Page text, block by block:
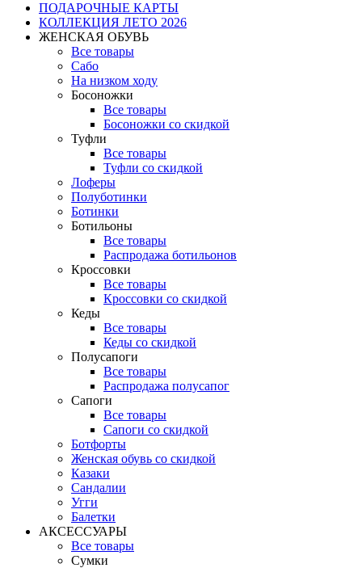
ПОДАРОЧНЫЕ КАРТЫ
КОЛЛЕКЦИЯ ЛЕТО 2026
ЖЕНСКАЯ ОБУВЬ
Все товары
Сабо
На низком ходу
Босоножки
Все товары
Босоножки со скидкой
Туфли
Все товары
Туфли со скидкой
Лоферы
Полуботинки
Ботинки
Ботильоны
Все товары
Распродажа ботильонов
Кроссовки
Все товары
Кроссовки со скидкой
Кеды
Все товары
Кеды со скидкой
Полусапоги
Все товары
Распродажа полусапог
Сапоги
Все товары
Сапоги со скидкой
Ботфорты
Женская обувь со скидкой
Казаки
Сандалии
Угги
Балетки
АКСЕССУАРЫ
Все товары
Сумки